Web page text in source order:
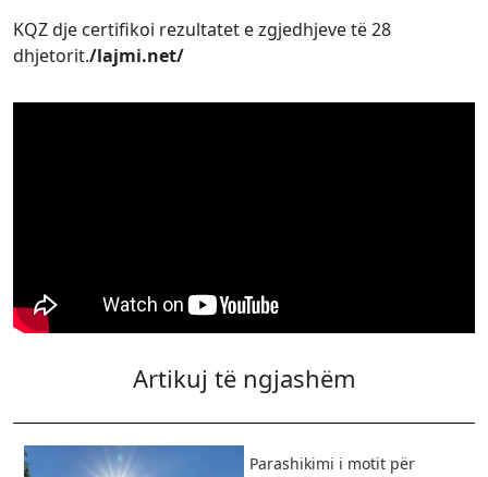
KQZ dje certifikoi rezultatet e zgjedhjeve të 28
dhjetorit./lajmi.net/
Artikuj të ngjashëm
Parashikimi i motit për